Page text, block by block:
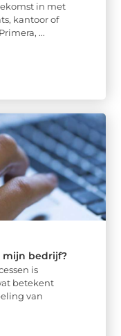
in met
kantoor of
...
mijn bedrijf?
is
betekent
van